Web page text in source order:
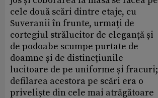
cele două scări dintre etaje, cu
Suveranii în frunte, urmați de
cortegiul strălucitor de eleganță și
de podoabe scumpe purtate de
doamne și de distincțiunile
lucitoare de pe uniforme și fracuri;
defilarea acestora pe scări era o
priveliște din cele mai atrăgătoare